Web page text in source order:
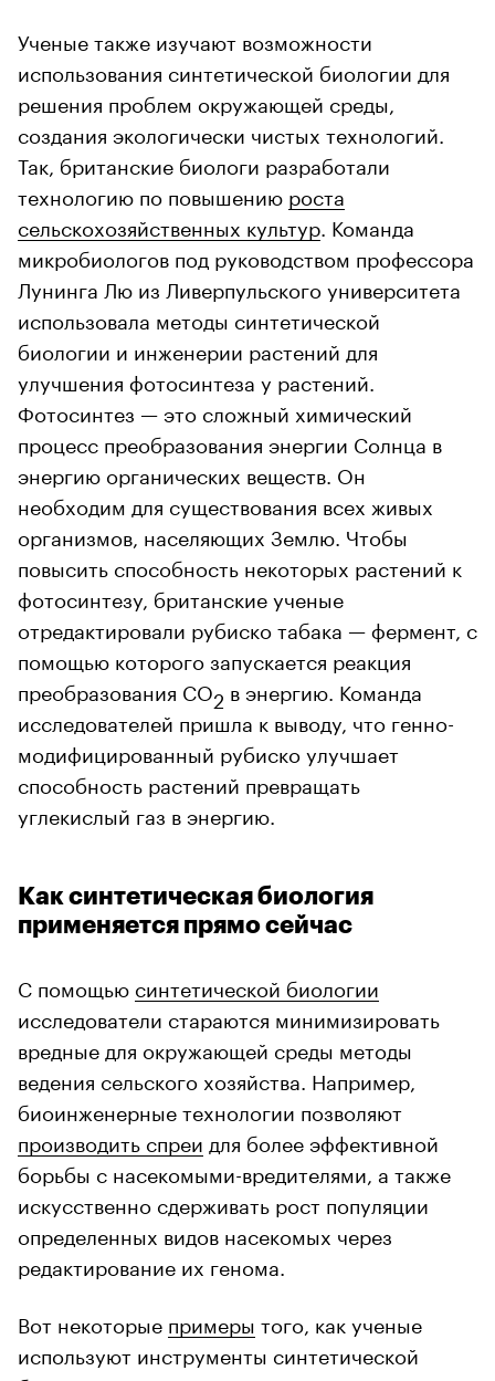
Ученые также изучают возможности
использования синтетической биологии для
решения проблем окружающей среды,
создания экологически чистых технологий.
Так, британские биологи разработали
технологию по повышению роста
сельскохозяйственных культур . Команда
микробиологов под руководством профессора
Лунинга Лю из Ливерпульского университета
использовала методы синтетической
биологии и инженерии растений для
улучшения фотосинтеза у растений.
Фотосинтез — это сложный химический
процесс преобразования энергии Солнца в
энергию органических веществ. Он
необходим для существования всех живых
организмов, населяющих Землю. Чтобы
повысить способность некоторых растений к
фотосинтезу, британские ученые
отредактировали рубиско табака — фермент, с
помощью которого запускается реакция
преобразования CO2 в энергию. Команда
исследователей пришла к выводу, что генно-
модифицированный рубиско улучшает
способность растений превращать
углекислый газ в энергию.
Как синтетическая биология
применяется прямо сейчас
С помощью синтетической биологии
исследователи стараются минимизировать
вредные для окружающей среды методы
ведения сельского хозяйства. Например,
биоинженерные технологии позволяют
производить спреи для более эффективной
борьбы с насекомыми-вредителями, а также
искусственно сдерживать рост популяции
определенных видов насекомых через
редактирование их генома.
Вот некоторые примеры того, как ученые
используют инструменты синтетической